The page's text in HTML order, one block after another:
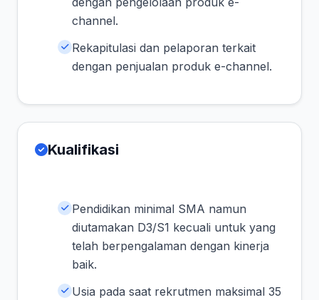
channel.
Rekapitulasi dan pelaporan terkait
dengan penjualan produk e-channel.
Kualifikasi
Pendidikan minimal SMA namun
diutamakan D3/S1 kecuali untuk yang
telah berpengalaman dengan kinerja
baik.
Usia pada saat rekrutmen maksimal 35